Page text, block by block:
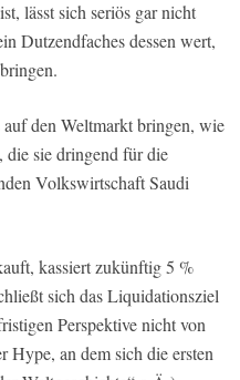
lässt sich seriös gar nicht
Dutzendfaches dessen wert,
den Weltmarkt bringen, wie
die sie dringend für die
Volkswirtschaft Saudi
kassiert zukünftig 5 %
sich das Liquidationsziel
Perspektive nicht von
Hype, an dem sich die ersten